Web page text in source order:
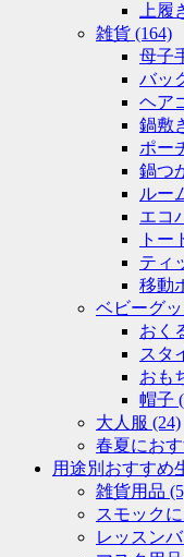
上履
雑貨 (164)
母子
バッ
ヘア
鍋敷
ポー
鍋つ
ルー
エコ
トー
ティ
移動
ベビーグ
おく
スタ
おも
帽子
大人服 (24)
春夏にお
用途別おすすめ
雑貨用品
スモック
レッスン